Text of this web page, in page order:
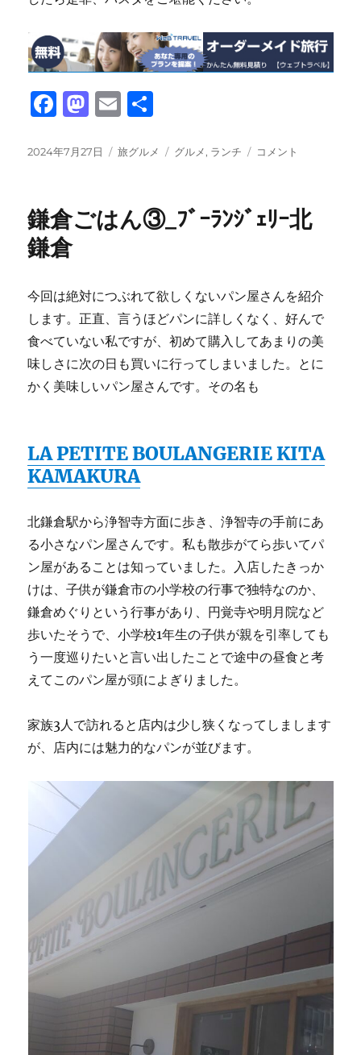
F
c
b
o
o
k
M
st
d
o
E
ai
投
2024年7月27日
カ
ー
旅グルメ
タ
グルメ, ランチ
旅
⑯_
ィ
ー
専
は
ら
コメント
鎌倉ごはん③_ﾌﾞｰﾗﾝｼﾞｪﾘｰ北
鎌倉
今回は絶対につぶれて欲しくないパン屋さんを紹介
します。正直、言うほどパンに詳しくなく、好んで
食べていない私ですが、初めて購入してあまりの美
味しさに次の日も買いに行ってしまいました。とに
かく美味しいパン屋さんです。その名も
LA PETITE BOULANGERIE KITA
KAMAKURA
北鎌倉駅から浄智寺方面に歩き、浄智寺の手前にあ
る小さなパン屋さんです。私も散歩がてら歩いてパ
ン屋があることは知っていました。入店したきっか
けは、子供が鎌倉市の小学校の行事で独特なのか、
鎌倉めぐりという行事があり、円覚寺や明月院など
歩いたそうで、小学校1年生の子供が親を引率しても
う一度巡りたいと言い出したことで途中の昼食と考
えてこのパン屋が頭によぎりました。
家族3人で訪れると店内は少し狭くなってしまします
が、店内には魅力的なパンが並びます。